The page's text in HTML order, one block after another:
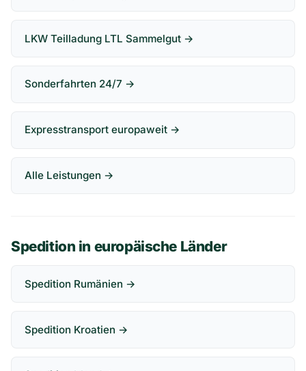
LKW Teilladung LTL Sammelgut →
Sonderfahrten 24/7 →
Expresstransport europaweit →
Alle Leistungen →
Spedition in europäische Länder
Spedition Rumänien →
Spedition Kroatien →